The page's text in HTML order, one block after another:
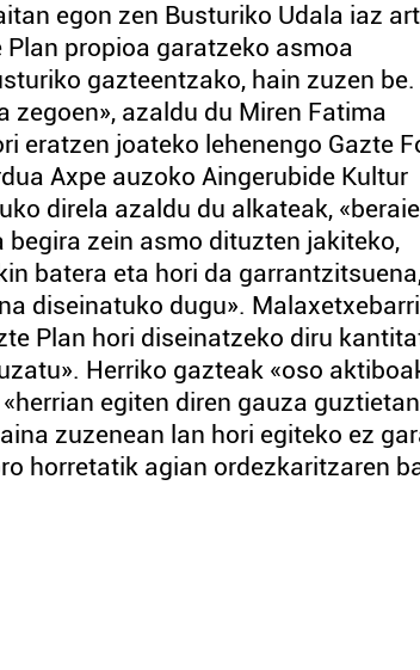
egon zen Busturiko Udala iaz
propioa garatzeko asmoa
gazteentzako, hain zuzen be.
zegoen», azaldu du Miren Fatima
eratzen joateko lehenengo Gazte
Axpe auzoko Aingerubide Kultur
direla azaldu du alkateak,
zein asmo dituzten jakiteko,
batera eta hori da
diseinatuko dugu».
Plan hori diseinatzeko diru
Herriko gazteak «oso
egiten diren gauza guztietan
zuzenean lan hori egiteko ez
horretatik agian ordezkaritzaren